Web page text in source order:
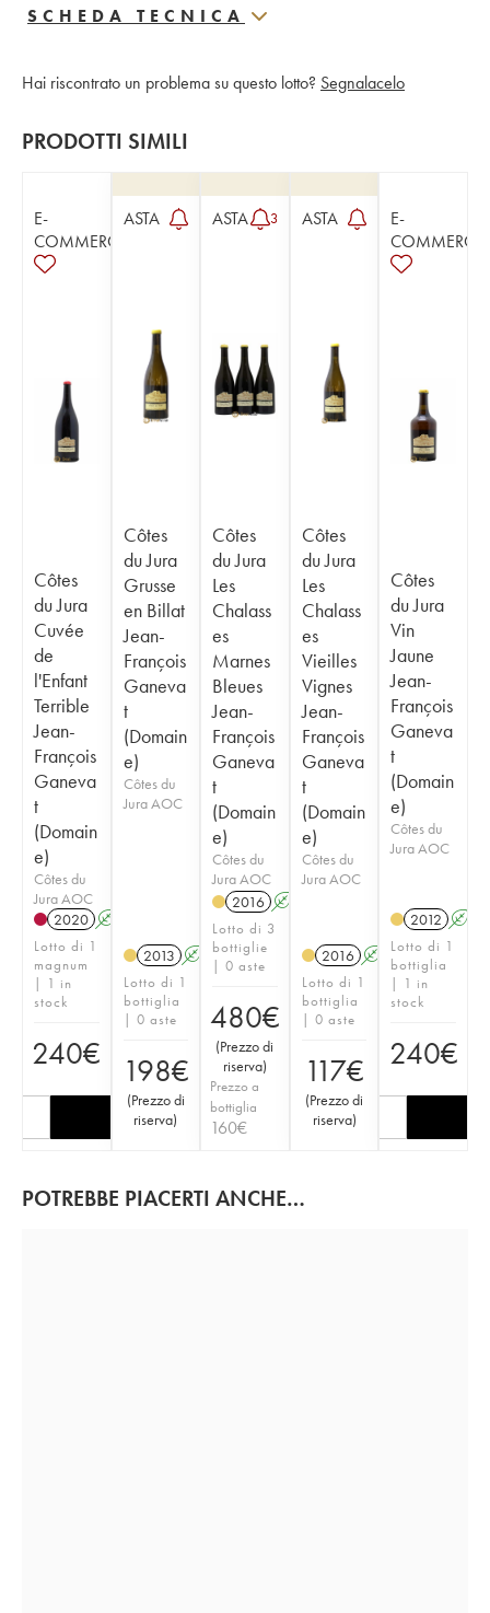
SCHEDA TECNICA
Hai riscontrato un problema su questo lotto? Segnalacelo
PRODOTTI SIMILI
E-
COMMERCE
Côtes
du Jura
Cuvée
de
l'Enfant
Terrible
Jean-
François
Ganeva
t
(Domain
e)
Côtes du
Jura AOC
2020 A
Lotto di 1
magnum
| 1 in
stock
240€
ASTA
Côtes
du Jura
Grusse
en Billat
Jean-
François
Ganeva
t
(Domain
e)
Côtes du
Jura AOC
2013 A K
Lotto di 1
bottiglia
| 0 aste
198€
(Prezzo di
riserva)
ASTA 3
Côtes
du Jura
Les
Chalass
es
Marnes
Bleues
Jean-
François
Ganeva
t
(Domain
e)
Côtes du
Jura AOC
2016 A
Lotto di 3
bottiglie
| 0 aste
480€
(Prezzo di
riserva)
Prezzo a
bottiglia
160€
ASTA
Côtes
du Jura
Les
Chalass
es
Vieilles
Vignes
Jean-
François
Ganeva
t
(Domain
e)
Côtes du
Jura AOC
2016 A K
Lotto di 1
bottiglia
| 0 aste
117€
(Prezzo di
riserva)
E-
COMMERCE
Côtes
du Jura
Vin
Jaune
Jean-
François
Ganeva
t
(Domain
e)
Côtes du
Jura AOC
2012 A
Lotto di 1
bottiglia
| 1 in
stock
240€
POTREBBE PIACERTI ANCHE…